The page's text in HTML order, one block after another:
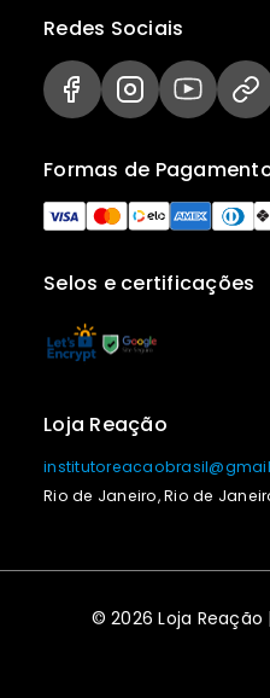
Selos e certificações
Formas de
Redes Sociais
Loja Reação
Rio de Janeiro, Rio de
© 2026 Loja